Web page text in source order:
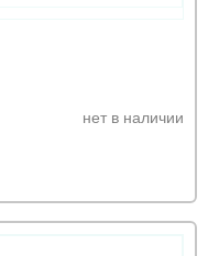
нет в наличии